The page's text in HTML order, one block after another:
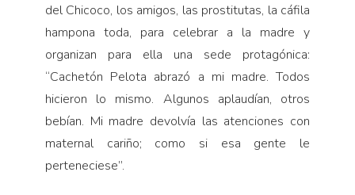
del Chicoco, los amigos, las prostitutas, la cáfila
hampona toda, para celebrar a la madre y
organizan para ella una sede protagónica:
“Cachetón Pelota abrazó a mi madre. Todos
hicieron lo mismo. Algunos aplaudían, otros
bebían. Mi madre devolvía las atenciones con
maternal cariño; como si esa gente le
perteneciese”.